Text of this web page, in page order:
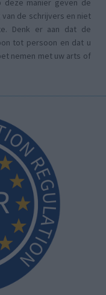
deze manier geven de
de schrijvers en niet
Denk er aan dat de
tot persoon en dat u
nemen met uw arts of